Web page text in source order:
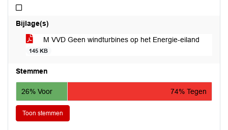
Niet afgedaan
Bijlage(s)
M VVD Geen windturbines op het Energie-eiland
145 KB
Stemmen
26% Voor 74% Tegen
Toon stemmen